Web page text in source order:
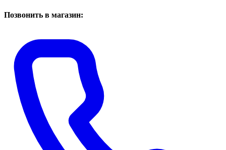
Позвонить в магазин: